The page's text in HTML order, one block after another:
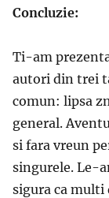
Concluzie:
Ti-am
autori din trei
comun: lipsa
general.
si fara vreun
singurele. Le-
sigura ca multi